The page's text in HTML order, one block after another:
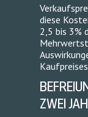
diese
2,5 bis 3%
ZWEI